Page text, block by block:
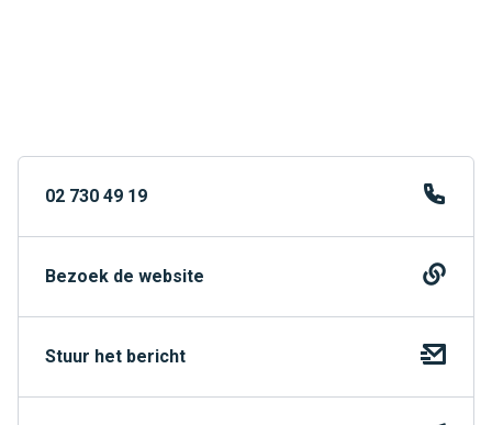
02 730 49 19
Bezoek de website
Stuur het bericht